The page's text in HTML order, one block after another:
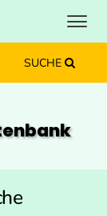
springenspringen
springen
springen
SUCHE